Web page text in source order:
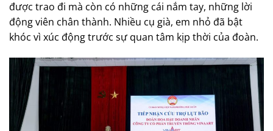
được trao đi mà còn có những cái nắm tay, những lời
động viên chân thành. Nhiều cụ già, em nhỏ đã bật
khóc vì xúc động trước sự quan tâm kịp thời của đoàn.